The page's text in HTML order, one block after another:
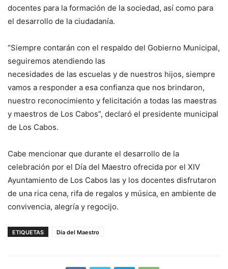
docentes para la formación de la sociedad, así como para
el desarrollo de la ciudadanía.
“Siempre contarán con el respaldo del Gobierno Municipal,
seguiremos atendiendo las
necesidades de las escuelas y de nuestros hijos, siempre
vamos a responder a esa confianza que nos brindaron,
nuestro reconocimiento y felicitación a todas las maestras
y maestros de Los Cabos”, declaró el presidente municipal
de Los Cabos.
Cabe mencionar que durante el desarrollo de la
celebración por el Día del Maestro ofrecida por el XIV
Ayuntamiento de Los Cabos las y los docentes disfrutaron
de una rica cena, rifa de regalos y música, en ambiente de
convivencia, alegría y regocijo.
ETIQUETAS Día del Maestro